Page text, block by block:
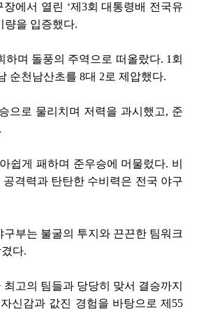
에서 열린 ‘제3회 대통령배 전국유
량을 입증했다.
며 돌풍의 주역으로 떠올랐다. 1회
순천남산초를 8대 2로 제압했다.
으로 물리치며 저력을 과시했고, 준
쉽게 패하며 준우승에 머물렀다. 비
격력과 탄탄한 수비력은 전국 야구
부는 불굴의 투지와 끈끈한 팀워크
다.
고의 팀들과 당당히 맞서 결승까지
신감과 값진 경험을 바탕으로 제55